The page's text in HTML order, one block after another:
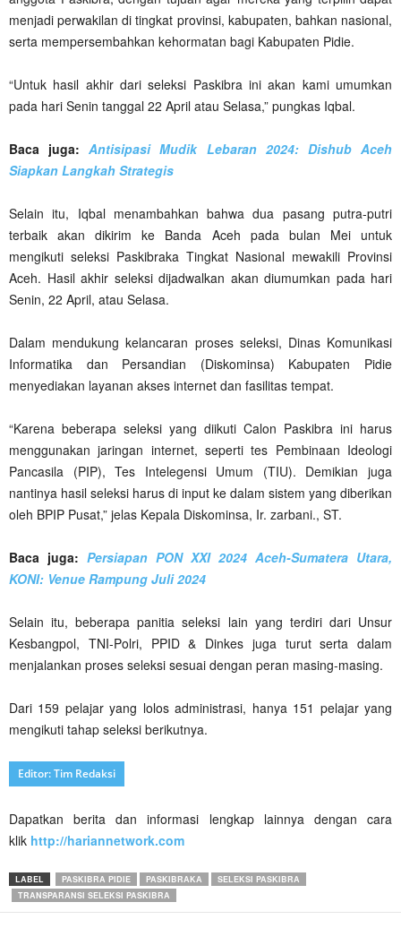
menjadi perwakilan di tingkat provinsi, kabupaten, bahkan nasional,
serta mempersembahkan kehormatan bagi Kabupaten Pidie.
“Untuk hasil akhir dari seleksi Paskibra ini akan kami umumkan
pada hari Senin tanggal 22 April atau Selasa,” pungkas Iqbal.
Baca juga:Antisipasi Mudik Lebaran 2024: Dishub Aceh
Siapkan Langkah Strategis
Selain itu, Iqbal menambahkan bahwa dua pasang putra-putri
terbaik akan dikirim ke Banda Aceh pada bulan Mei untuk
mengikuti seleksi Paskibraka Tingkat Nasional mewakili Provinsi
Aceh. Hasil akhir seleksi dijadwalkan akan diumumkan pada hari
Senin, 22 April, atau Selasa.
Dalam mendukung kelancaran proses seleksi, Dinas Komunikasi
Informatika dan Persandian (Diskominsa) Kabupaten Pidie
menyediakan layanan akses internet dan fasilitas tempat.
“Karena beberapa seleksi yang diikuti Calon Paskibra ini harus
menggunakan jaringan internet, seperti tes Pembinaan Ideologi
Pancasila (PIP), Tes Intelegensi Umum (TIU). Demikian juga
nantinya hasil seleksi harus di input ke dalam sistem yang diberikan
oleh BPIP Pusat,” jelas Kepala Diskominsa, Ir. zarbani., ST.
Baca juga: Persiapan PON XXI 2024 Aceh-Sumatera Utara,
KONI: Venue Rampung Juli 2024
Selain itu, beberapa panitia seleksi lain yang terdiri dari Unsur
Kesbangpol, TNI-Polri, PPID & Dinkes juga turut serta dalam
menjalankan proses seleksi sesuai dengan peran masing-masing.
Dari 159 pelajar yang lolos administrasi, hanya 151 pelajar yang
mengikuti tahap seleksi berikutnya.
Editor: Tim Redaksi
Dapatkan berita dan informasi lengkap lainnya dengan cara
klik http://hariannetwork.com
LABEL PASKIBRA PIDIE PASKIBRAKA
SELEKSI PASKIBRA
TRANSPARANSI SELEKSI PASKIBRA